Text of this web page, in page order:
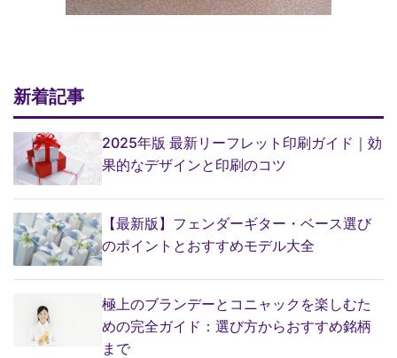
新着記事
2025年版 最新リーフレット印刷ガイド｜効
果的なデザインと印刷のコツ
【最新版】フェンダーギター・ベース選び
のポイントとおすすめモデル大全
極上のブランデーとコニャックを楽しむた
めの完全ガイド：選び方からおすすめ銘柄
まで